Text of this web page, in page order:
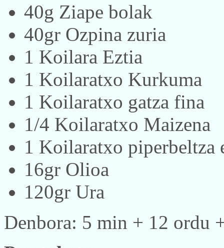
40g Ziape bolak
40gr Ozpina zuria
1 Koilara Eztia
1 Koilaratxo Kurkuma
1 Koilaratxo gatza fina
1/4 Koilaratxo Maizena
1 Koilaratxo piperbeltza
16gr Olioa
120gr Ura
Denbora: 5 min + 12 ordu